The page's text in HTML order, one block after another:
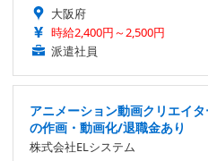
大阪府
時給2,400円～2,500円
派遣社員
アニメーション動画クリエイ
の作画・動画化/退職金あり
株式会社ELシステム